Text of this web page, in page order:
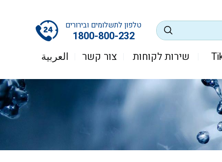
טלפון לתשלומים ובירורים
1800-800-232
שירות לקוחות צור קשר العربية